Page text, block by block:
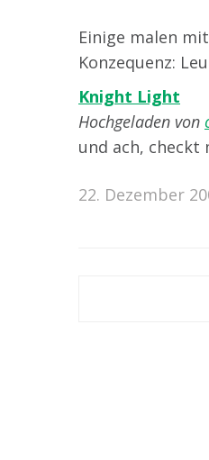
Einige malen
Konzequenz:
Knight Light
Hochgeladen von
und ach,
22. Dezember